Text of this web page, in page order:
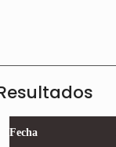
Fecha